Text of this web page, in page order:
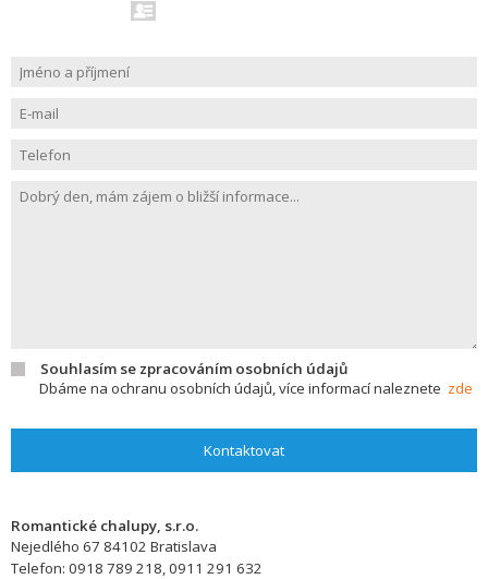
Souhlasím se zpracováním osobních údajů
Dbáme na ochranu osobních údajů, více informací naleznete zde
Kontaktovat
Romantické chalupy, s.r.o.
Nejedlého 67 84102 Bratislava
Telefon: 0918 789 218, 0911 291 632